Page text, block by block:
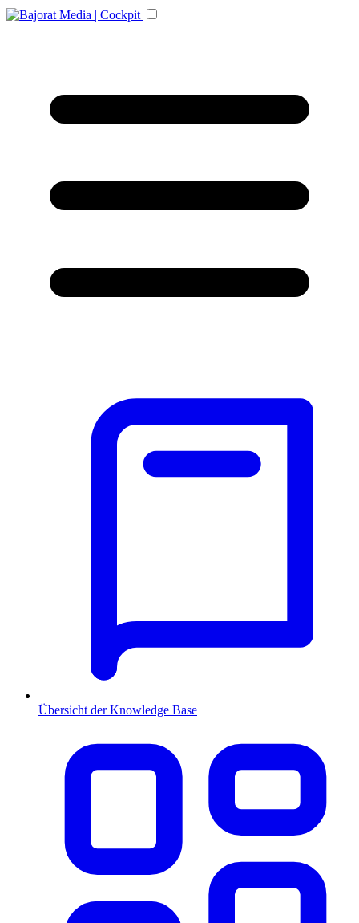
Übersicht der Knowledge Base